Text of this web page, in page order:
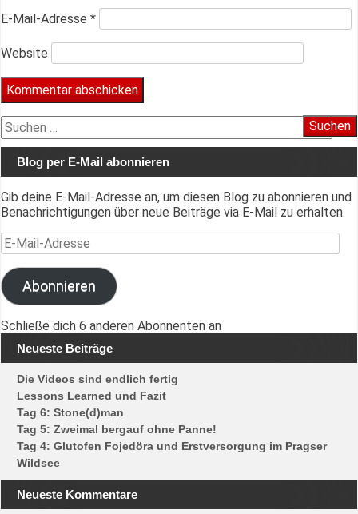
E-Mail-Adresse *
Website
Suchen
nach:
Blog per E-Mail abonnieren
Gib deine E-Mail-Adresse an, um diesen Blog zu abonnieren und
Benachrichtigungen über neue Beiträge via E-Mail zu erhalten.
E-Mail-Adresse
Abonnieren
Schließe dich 6 anderen Abonnenten an
Neueste Beiträge
Die Videos sind endlich fertig
Lessons Learned und Fazit
Tag 6: Stone(d)man
Tag 5: Zweimal bergauf ohne Panne!
Tag 4: Glutofen Fojedöra und Erstversorgung im Pragser
Wildsee
Neueste Kommentare